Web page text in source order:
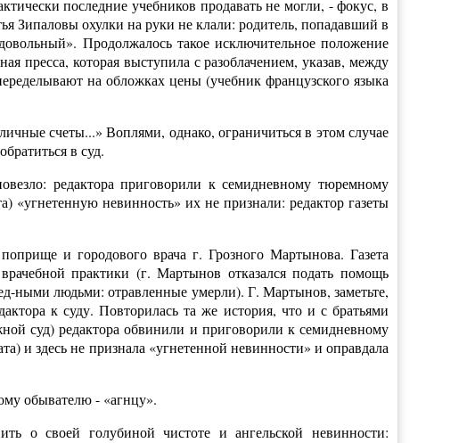
последние учебников продавать не могли, - фокус, в
Зипаловы охулки на руки не клали: родитель, попадавший в
Продолжалось такое исключительное положение
пресса, которая выступила с разоблачением, указав, между
на обложках цены (учебник французского языка
счеты...» Воплями, однако, ограничиться в этом случае
в суд.
редактора приговорили к семидневному тюремному
«угнетенную невинность» их не признали: редактор газеты
и городового врача г. Грозного Мартынова. Газета
практики (г. Мартынов отказался подать помощь
ными людьми: отравленные умерли). Г. Мартынов, заметьте,
к суду. Повторилась та же история, что и с братьями
суд) редактора обвинили и приговорили к семидневному
и здесь не признала «угнетенной невинности» и оправдала
обывателю - «агнцу».
о своей голубиной чистоте и ангельской невинности: